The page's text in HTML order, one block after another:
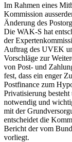
Im Rahmen eines
Kommission
Änderung des
Die WAK-S hat
der
Auftrag des UVEK
Vorschläge zur
von Post- und
fest, dass ein enger
Postfinance zum
Privatisierung
notwendig und
mit der
entscheidet die
Bericht der vom
vorliegt.